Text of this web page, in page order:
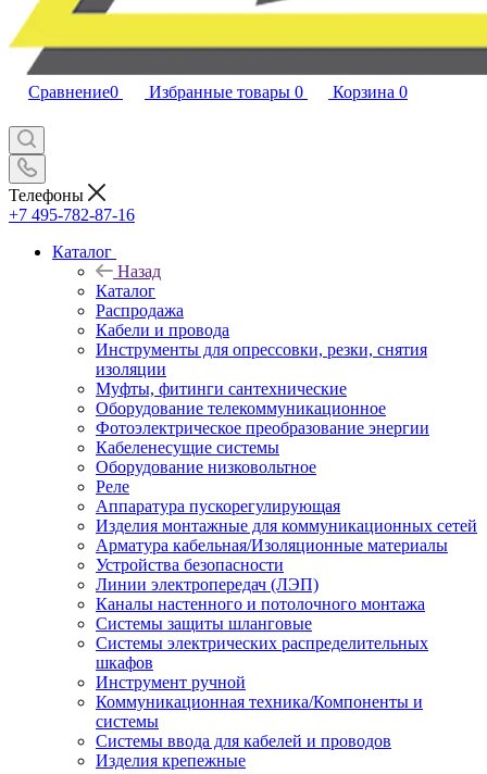
Сравнение0 Избранные товары 0 Корзина 0
Телефоны
+7 495-782-87-16
Каталог
Назад
Каталог
Распродажа
Кабели и провода
Инструменты для опрессовки, резки, снятия
изоляции
Муфты, фитинги сантехнические
Оборудование телекоммуникационное
Фотоэлектрическое преобразование энергии
Кабеленесущие системы
Оборудование низковольтное
Реле
Аппаратура пускорегулирующая
Изделия монтажные для коммуникационных сетей
Арматура кабельная/Изоляционные материалы
Устройства безопасности
Линии электропередач (ЛЭП)
Каналы настенного и потолочного монтажа
Системы защиты шланговые
Системы электрических распределительных
шкафов
Инструмент ручной
Коммуникационная техника/Компоненты и
системы
Системы ввода для кабелей и проводов
Изделия крепежные